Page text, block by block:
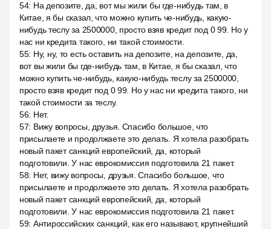
54: На депозите, да, вот мы жили бы где-нибудь там, в
Китае, я бы сказал, что можно купить че-нибудь, какую-
нибудь теслу за 2500000, просто взяв кредит под 0 99. Но у
нас ни кредита такого, ни такой стоимости.
55: Ну, ну, то есть оставить на депозите, на депозите, да,
вот вы жили бы где-нибудь там, в Китае, я бы сказал, что
можно купить че-нибудь, какую-нибудь теслу за 2500000,
просто взяв кредит под 0 99. Но у нас ни кредита такого, ни
такой стоимости за теслу.
56: Нет.
57: Вижу вопросы, друзья. Спасибо большое, что
присылаете и продолжаете это делать. Я хотела разобрать
новый пакет санкций европейский, да, который
подготовили. У нас еврокомиссия подготовила 21 пакет.
58: Нет, вижу вопросы, друзья. Спасибо большое, что
присылаете и продолжаете это делать. Я хотела разобрать
новый пакет санкций европейский, да, который
подготовили. У нас еврокомиссия подготовила 21 пакет.
59: Антироссийских санкций, как его называют, крупнейший